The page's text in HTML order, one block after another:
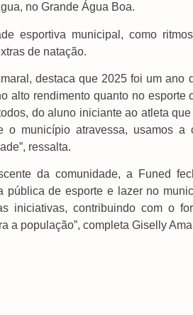
no Grande Água Boa.
esportiva municipal, como
de natação.
destaca que 2025 foi um ano
alto rendimento quanto no esporte
do aluno iniciante ao atleta
o município atravessa, usamos a
ressalta.
da comunidade, a Funed
de esporte e lazer no
iniciativas, contribuindo com o
a população”, completa Giselly